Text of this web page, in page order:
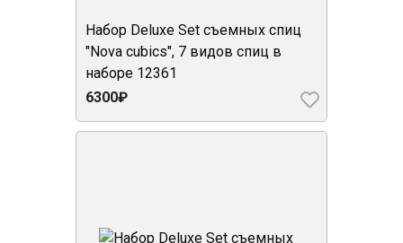
Набор Deluxe Set съемных спиц
"Nova cubics", 7 видов спиц в
наборе 12361
6300₽